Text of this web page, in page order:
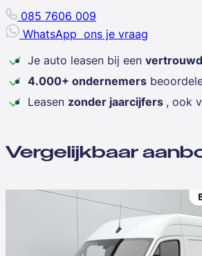
085 7606 009
WhatsApp ons je vraag
Je auto leasen bij een
4.000+ ondernemers
Leasen zonder jaarcijfers , ook
Vergelijkbaar